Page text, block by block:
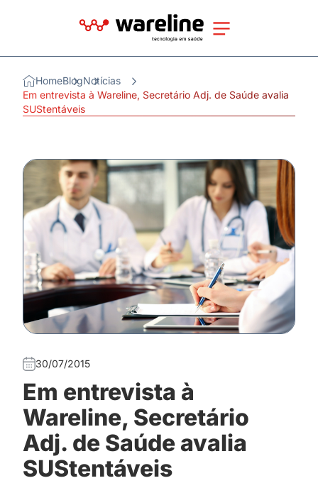
HomeBlogNotícias
Em entrevista à Wareline, Secretário Adj. de Saúde avalia
SUStentáveis
30/07/2015
Em entrevista à
Wareline, Secretário
Adj. de Saúde avalia
SUStentáveis